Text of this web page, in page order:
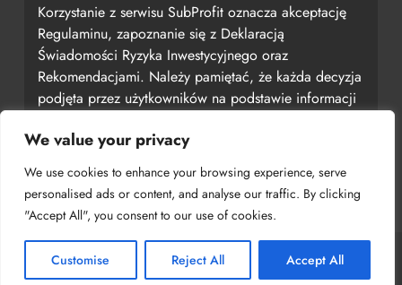
We value your privacy
We use cookies to enhance your browsing experience, serve
personalised ads or content, and analyse our traffic. By clicking
"Accept All", you consent to our use of cookies.
Customise Reject All Accept All
Korzystanie z serwisu SubProfit oznacza akceptację
Regulaminu, zapoznanie się z Deklaracją
Świadomości Ryzyka Inwestycyjnego oraz
Rekomendacjami. Należy pamiętać, że każda decyzja
podjęta przez użytkowników na podstawie informacji
odpowiedzialnością, a serwis SubProfit nie ponosi za
nią odpowiedzialności.
Copyright © 2024 SubProfit Powered By BlazeThemes